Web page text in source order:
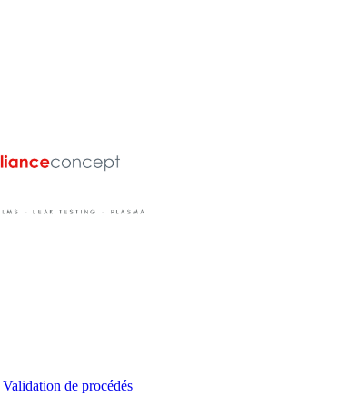
Validation de procédés